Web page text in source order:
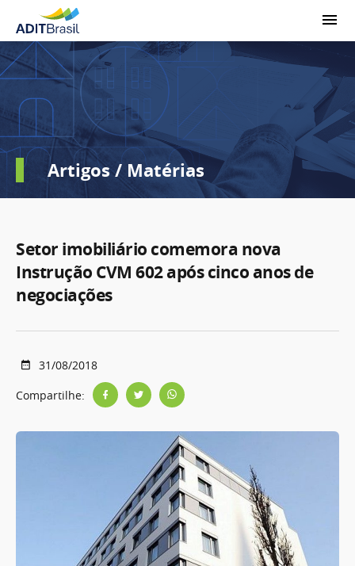
Artigos / Matérias
Setor imobiliário comemora nova
Instrução CVM 602 após cinco anos de
negociações
31/08/2018
Compartilhe: